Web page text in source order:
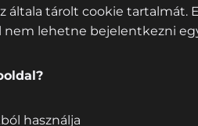
általa tárolt cookie
lehetne bejelentkezni
használja